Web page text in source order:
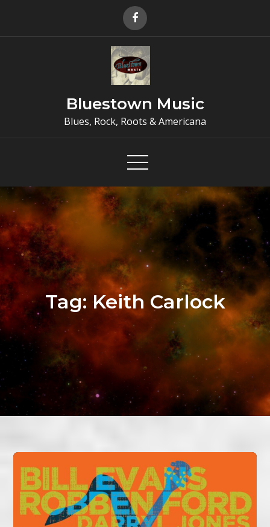
Bluestown Music
Blues, Rock, Roots & Americana
Tag: Keith Carlock